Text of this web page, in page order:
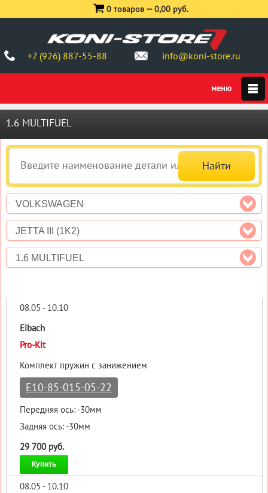
+7 (926) 887-55-88 info@koni-store.ru
0 товаров —0,00 руб.
1.6 MULTIFUEL
VOLKSWAGEN
JETTA III (1K2)
1.6 MULTIFUEL
08.05 - 10.10
Eibach
Pro-Kit
Комплект пружин с занижением
E10-85-015-05-22
Передняя ось: -30мм
Задняя ось: -30мм
29 700 руб.
Купить
08.05 - 10.10